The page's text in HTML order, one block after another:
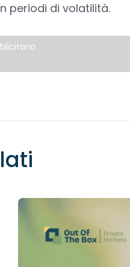
periodi di volatilità.